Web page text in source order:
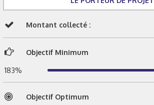
Montant collecté :
Objectif Minimum
183%
Objectif Optimum